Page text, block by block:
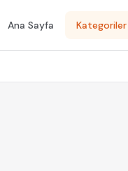
Ana Sayfa Kategoriler